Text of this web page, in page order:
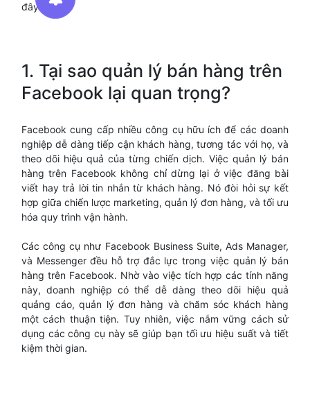
đây.
1. Tại sao quản lý bán hàng trên
Facebook lại quan trọng?
Facebook cung cấp nhiều công cụ hữu ích để các doanh
nghiệp dễ dàng tiếp cận khách hàng, tương tác với họ, và
theo dõi hiệu quả của từng chiến dịch. Việc quản lý bán
hàng trên Facebook không chỉ dừng lại ở việc đăng bài
viết hay trả lời tin nhắn từ khách hàng. Nó đòi hỏi sự kết
hợp giữa chiến lược marketing, quản lý đơn hàng, và tối ưu
hóa quy trình vận hành.
Các công cụ như Facebook Business Suite, Ads Manager,
và Messenger đều hỗ trợ đắc lực trong việc quản lý bán
hàng trên Facebook. Nhờ vào việc tích hợp các tính năng
này, doanh nghiệp có thể dễ dàng theo dõi hiệu quả
quảng cáo, quản lý đơn hàng và chăm sóc khách hàng
một cách thuận tiện. Tuy nhiên, việc nắm vững cách sử
dụng các công cụ này sẽ giúp bạn tối ưu hiệu suất và tiết
kiệm thời gian.